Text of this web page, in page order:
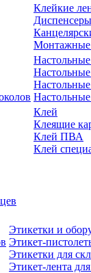
Клейкие
Монтажные
Клей
Клеящие
Клей ПВА
Клей
Этикетки и
Этикет-
Этикетки для
Этикет-лента